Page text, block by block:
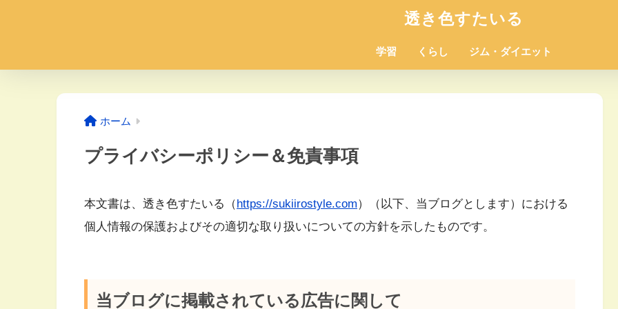
透き色すたいる
学習 くらし ジム・ダイエット
ホーム
プライバシーポリシー＆免責事項
本文書は、透き色すたいる（https://sukiirostyle.com）（以下、当ブログとします）における
個人情報の保護およびその適切な取り扱いについての方針を示したものです。
当ブログに掲載されている広告に関して